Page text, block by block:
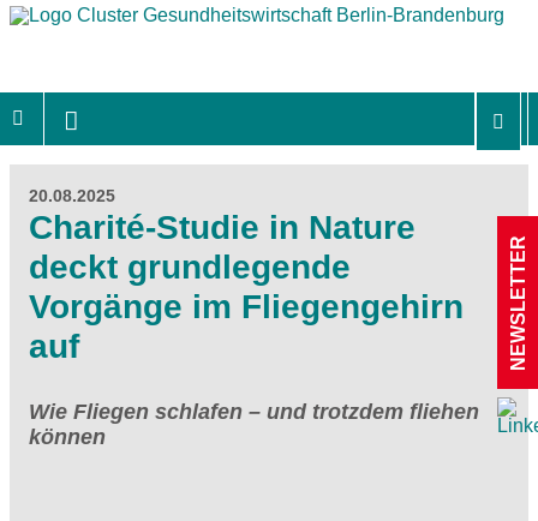
20.08.2025
Charité-Studie in Nature
deckt grundlegende
Vorgänge im Fliegengehirn
auf
Wie Fliegen schlafen – und trotzdem fliehen
können
NEWSLETTER